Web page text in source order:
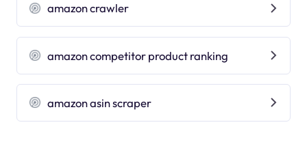
amazon crawler
amazon competitor product ranking
amazon asin scraper